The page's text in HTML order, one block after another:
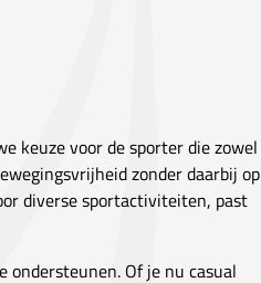
keuze voor de sporter die zowel
zonder daarbij op
diverse sportactiviteiten, past
ondersteunen. Of je nu casual